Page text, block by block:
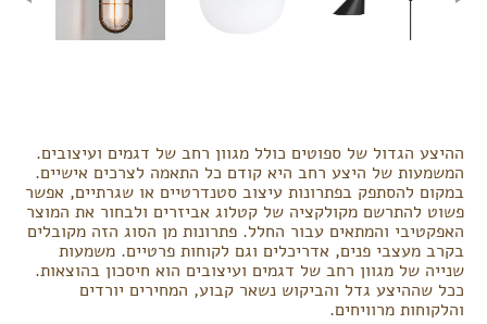
ההיצע הגדול של ספוטים כולל מגוון רחב של דגמים ועיצובים.
המשמעות של היצע רחב היא קודם כל התאמה לצרכים אישיים.
במקום להסתפק בפתרונות עיצוב סטנדרטיים או שגרתיים, אפשר
פשוט להתרשם מקולקציה של קטלוג אביזרים ולבחור את המוצר
האפקטיבי והמתאים עבור החלל. פתרונות מן הסוג הזה מקובלים
בקרב מעצבי פנים, אדריכלים וגם לקוחות פרטיים. משמעות
שנייה של מגוון רחב של דגמים ועיצובים הוא חיסכון בהוצאות.
ככל שההיצע גדל והביקוש נשאר קבוע, המחירים יורדים
והלקוחות מרוויחים.